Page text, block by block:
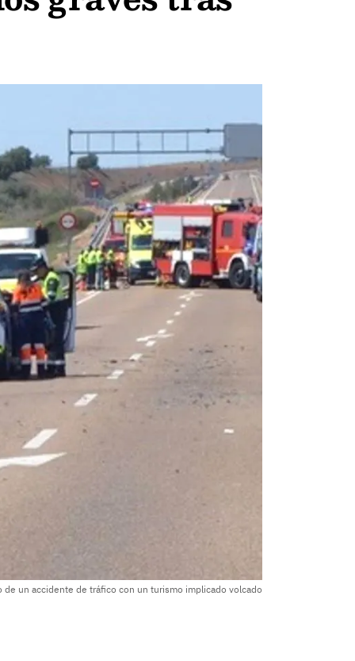
de un accidente de tráfico con un turismo implicado volcado